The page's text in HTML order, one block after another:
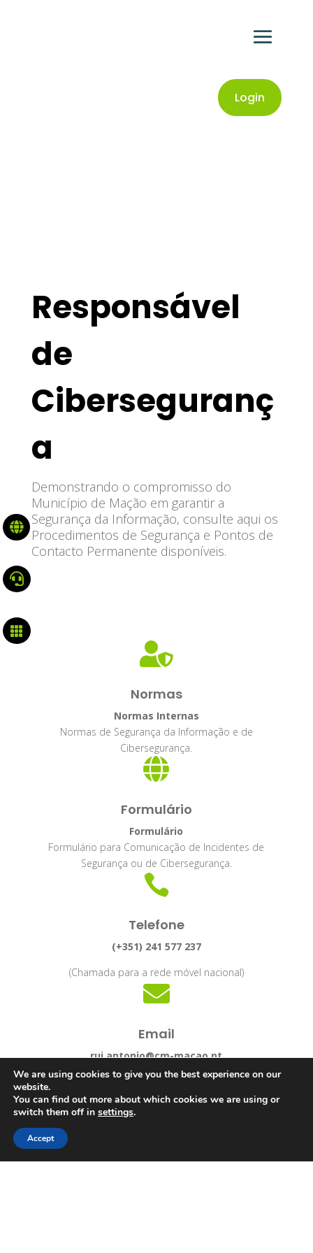
Login



Responsável
de
Ciberseguranç
a
Demonstrando o compromisso do
Município de Mação em garantir a
Segurança da Informação, consulte aqui os
Procedimentos de Segurança e Pontos de
Contacto Permanente disponíveis.

Normas
Normas Internas
Normas de Segurança da Informação e de
Cibersegurança.

Formulário
Formulário
Formulário para Comunicação de Incidentes de
Segurança ou de Cibersegurança.

Telefone
(+351) 241 577 237
(Chamada para a rede móvel nacional)

Email
rui.antonio@cm-macao.pt
Correio Eletrónico do Ponto de Contacto Permanente
de Segurança.
We are using cookies to give you the best experience on our
website.
You can find out more about which cookies we are using or
switch them off in settings.
Accept